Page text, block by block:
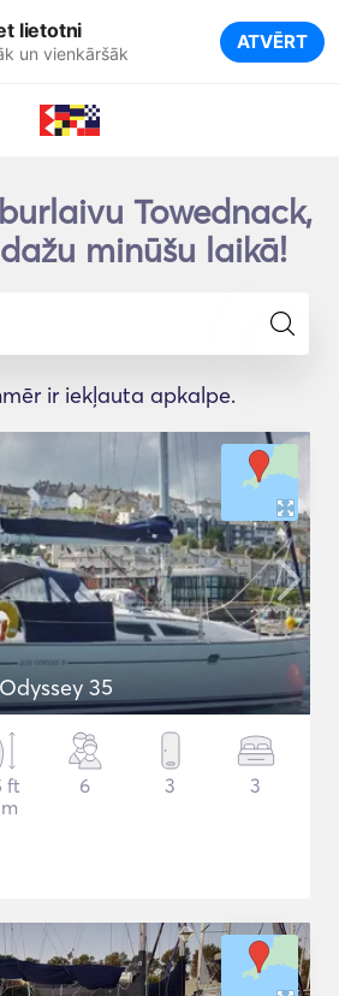
lietotni
un vienkāršāk ATVĒRT
Towednack,
minūšu laikā!
ir iekļauta apkalpe.
35
ft
6 3 3